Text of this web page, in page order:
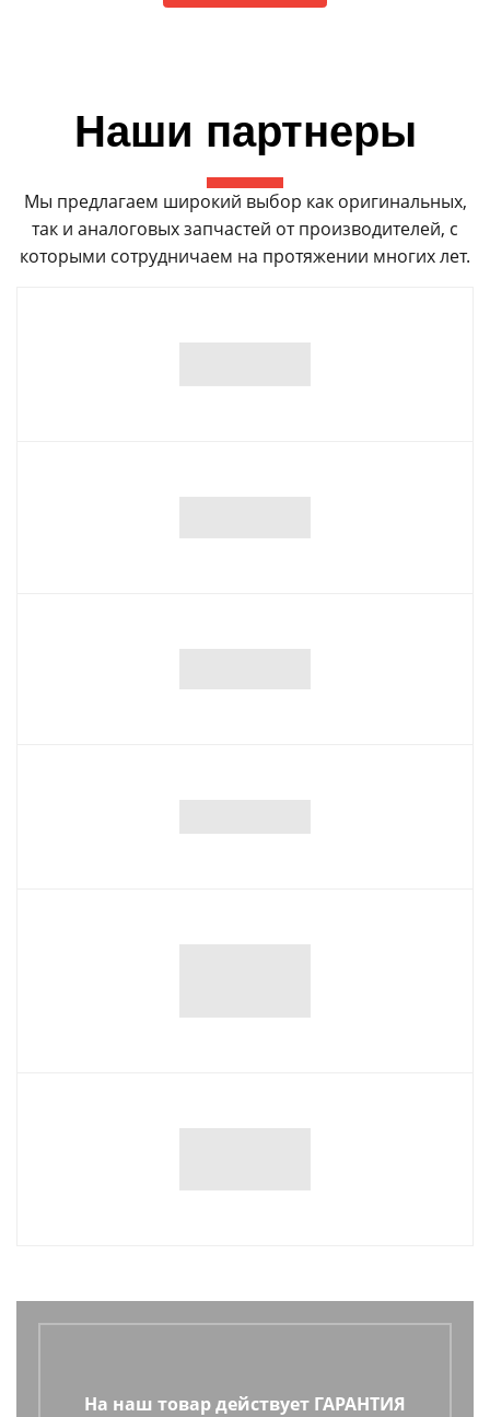
Наши партнеры
Мы предлагаем широкий выбор как оригинальных,
так и аналоговых запчастей от производителей, с
которыми сотрудничаем на протяжении многих лет.
На наш товар действует ГАРАНТИЯ